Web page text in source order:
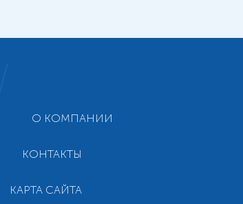
О КОМПАНИИ
КОНТАКТЫ
КАРТА САЙТА